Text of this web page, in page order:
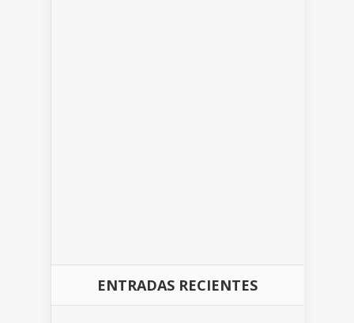
ENTRADAS RECIENTES